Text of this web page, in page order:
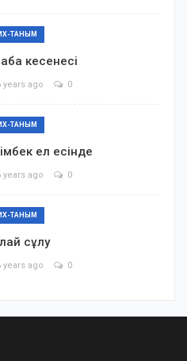
ТАНЫМ
кесенесі
years ago 0
ТАНЫМ
ел есінде
years ago 0
ТАНЫМ
сұлу
years ago 0